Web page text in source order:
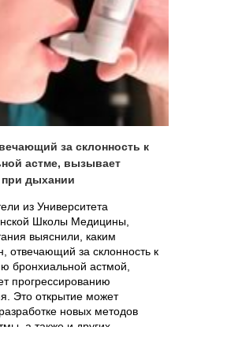
за склонность к
астме, вызывает
при дыхании
из Университета
Школы Медицины,
выяснили, каким
отвечающий за склонность к
бронхиальной астмой,
прогрессированию
Это открытие может
новых методов
а также и других